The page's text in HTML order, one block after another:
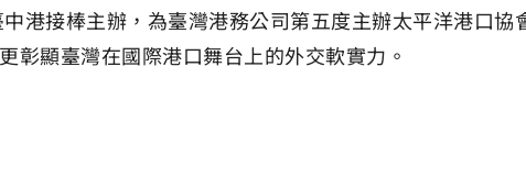
港接棒主辦，為臺灣港務公司第五度主辦太平洋港口協
彰顯臺灣在國際港口舞台上的外交軟實力。